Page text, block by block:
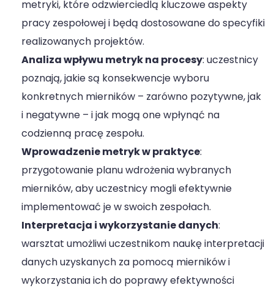
metryki, które odzwierciedlą kluczowe aspekty
pracy zespołowej i będą dostosowane do specyfiki
realizowanych projektów.
Analiza wpływu metryk na procesy: uczestnicy
poznają, jakie są konsekwencje wyboru
konkretnych mierników – zarówno pozytywne, jak
i negatywne – i jak mogą one wpłynąć na
codzienną pracę zespołu.
Wprowadzenie metryk w praktyce:
przygotowanie planu wdrożenia wybranych
mierników, aby uczestnicy mogli efektywnie
implementować je w swoich zespołach.
Interpretacja i wykorzystanie danych:
warsztat umożliwi uczestnikom naukę interpretacji
danych uzyskanych za pomocą mierników i
wykorzystania ich do poprawy efektywności